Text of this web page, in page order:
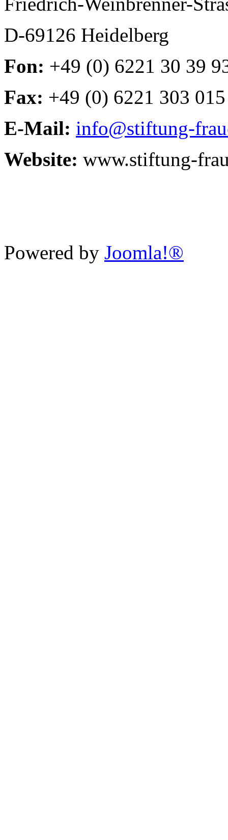
D-69126 Heidelberg
Fon: +49 (0) 6221 30 39
Fax: +49 (0) 6221 303 015
E-Mail: info@stiftung-
Website: www.stiftung-
Powered by Joomla!®